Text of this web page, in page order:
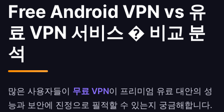
Free Android VPN vs 유
료 VPN 서비스 � 비교 분
석
많은 사용자들이 무료 VPN이 프리미엄 유료 대안의 성
능과 보안에 진정으로 필적할 수 있는지 궁금해합니다.